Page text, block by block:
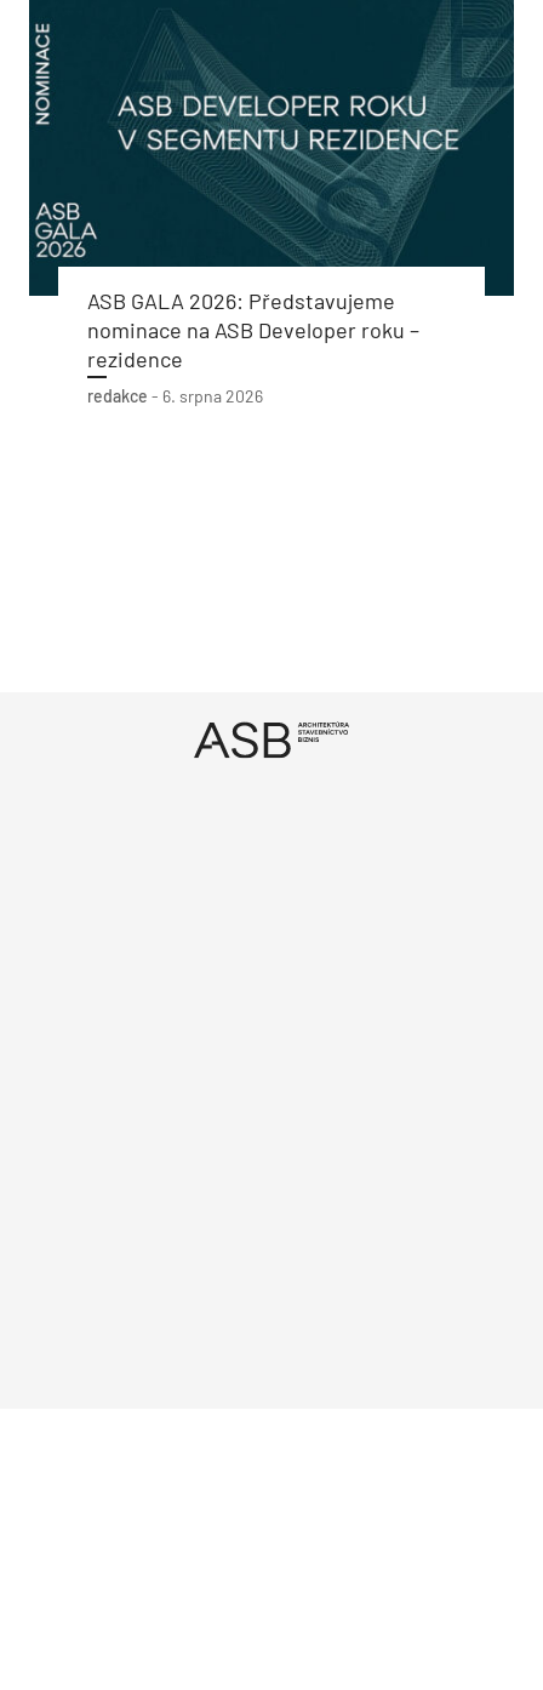
ASB GALA 2026: Představujeme
nominace na ASB Developer roku –
rezidence
redakce - 6. srpna 2026